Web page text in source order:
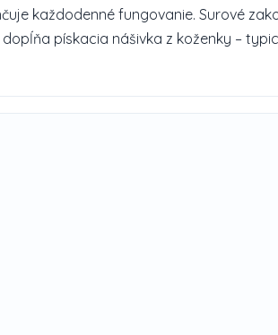
každodenné fungovanie. Surové
pískacia nášivka z koženky –